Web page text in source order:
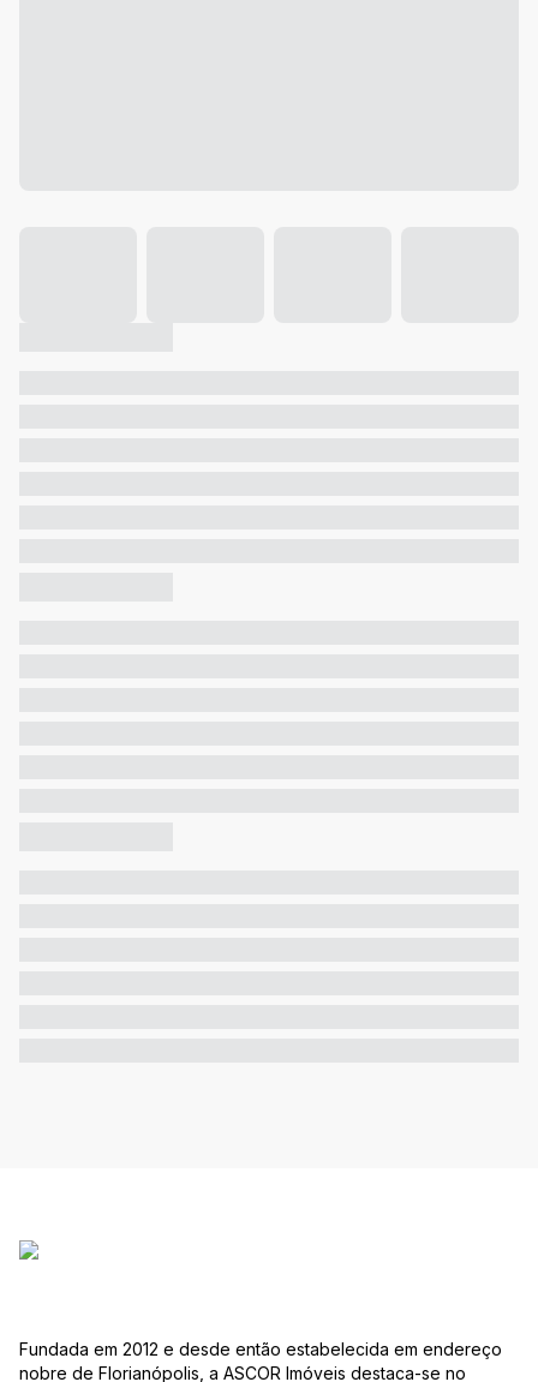
Fundada em 2012 e desde então estabelecida em endereço
nobre de Florianópolis, a ASCOR Imóveis destaca-se no